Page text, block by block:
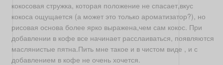
кокосовая стружка, которая положение не спасает,вкус
кокоса ощущается (а может это только ароматизатор?), но
рисовая основа более ярко выражена,чем сам кокос. При
добавлении в кофе все начинает расслаиваться, появляются
маслянистые пятна.Пить мне такое и в чистом виде , и с
добавлением в кофе не очень хочется.